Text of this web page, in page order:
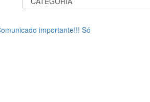
importante!!! Só